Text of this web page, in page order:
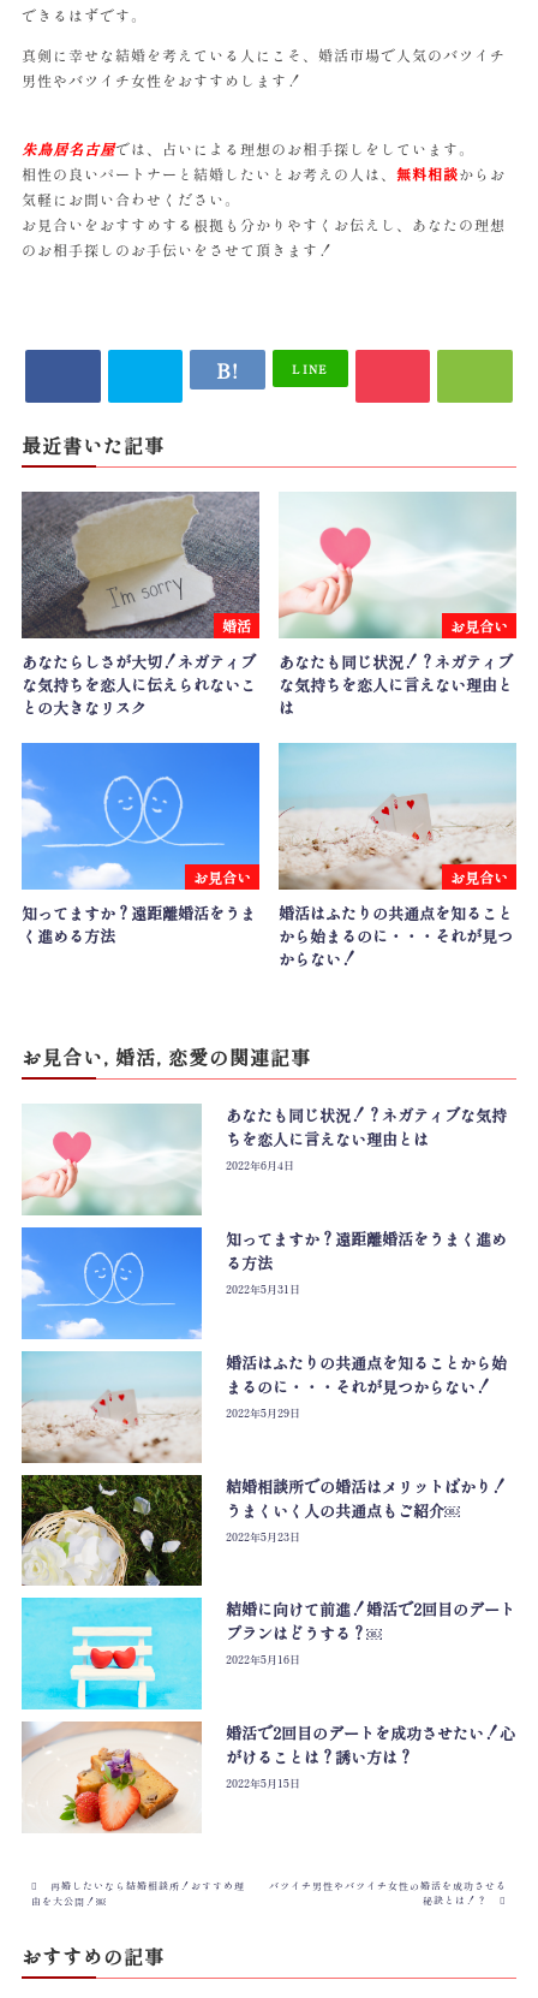
できるはずです。
真剣に幸せな結婚を考えている人にこそ、婚活市場で人気のバツイチ
男性やバツイチ女性をおすすめします！
朱鳥居名古屋では、占いによる理想のお相手探しをしています。
相性の良いパートナーと結婚したいとお考えの人は、 無料相談からお
気軽にお問い合わせください。
お見合いをおすすめする根拠も分かりやすくお伝えし、あなたの理想
のお相手探しのお手伝いをさせて頂きます！
LINE
最近書いた記事
婚活
あなたらしさが大切！ネガティブ
な気持ちを恋人に伝えられないこ
との大きなリスク
お見合い
あなたも同じ状況！？ネガティブ
な気持ちを恋人に言えない理由と
は
お見合い
知ってますか？遠距離婚活をうま
く進める方法
お見合い
婚活はふたりの共通点を知ること
から始まるのに・・・それが見つ
からない！
お見合い, 婚活, 恋愛の関連記事
あなたも同じ状況！？ネガティブな気持
ちを恋人に言えない理由とは
2022年6月4日
知ってますか？遠距離婚活をうまく進め
る方法
2022年5月31日
婚活はふたりの共通点を知ることから始
まるのに・・・それが見つからない！
2022年5月29日
結婚相談所での婚活はメリットばかり！
うまくいく人の共通点もご紹介￼
2022年5月23日
結婚に向けて前進！婚活で2回目のデート
プランはどうする？￼
2022年5月16日
婚活で2回目のデートを成功させたい！心
がけることは？誘い方は？
2022年5月15日
再婚したいなら結婚相談所！おすすめ理
由を大公開！￼
バツイチ男性やバツイチ女性の婚活を成功させる
秘訣とは！？
おすすめの記事